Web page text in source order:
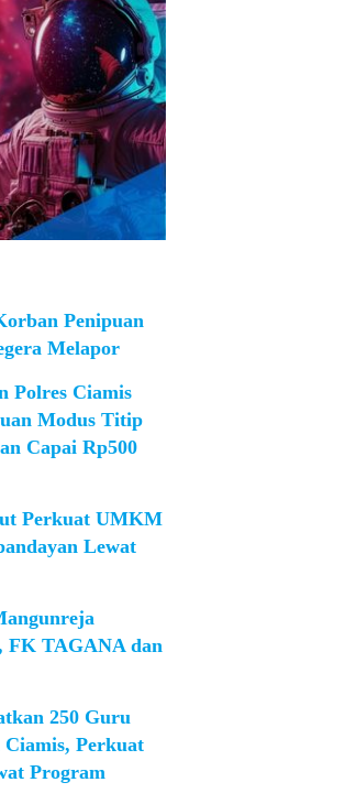
Penipuan
Melapor
Polres Ciamis
Modus Titip
Capai Rp500
Perkuat UMKM
Lewat
FK TAGANA dan
250 Guru
Ciamis, Perkuat
Program